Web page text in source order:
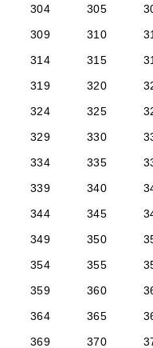
304
305
309
310
314
315
319
320
324
325
329
330
334
335
339
340
344
345
349
350
354
355
359
360
364
365
369
370